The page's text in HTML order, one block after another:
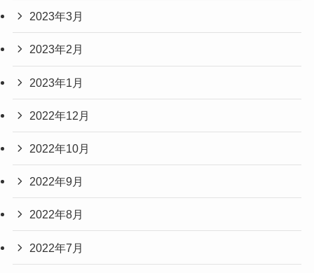
2023年3月
2023年2月
2023年1月
2022年12月
2022年10月
2022年9月
2022年8月
2022年7月